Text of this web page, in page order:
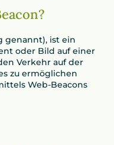
genannt), ist ein
oder Bild auf einer
Verkehr auf der
zu ermöglichen
Web-Beacons